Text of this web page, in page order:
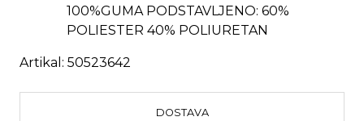
100%GUMA PODSTAVLJENO: 60%
POLIESTER 40% POLIURETAN
Artikal: 50523642
DOSTAVA